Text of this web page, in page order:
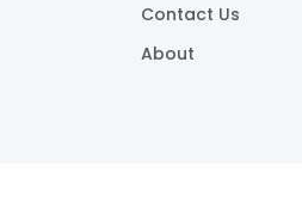
Contact Us
About